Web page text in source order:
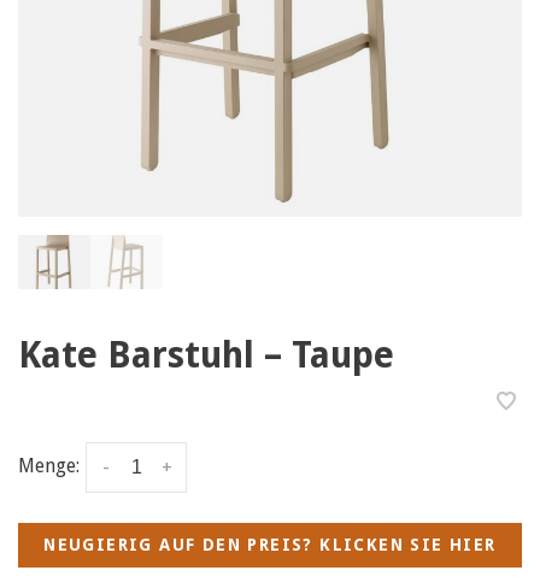
Kate Barstuhl – Taupe
Menge: +
-
NEUGIERIG AUF DEN PREIS? KLICKEN SIE HIER